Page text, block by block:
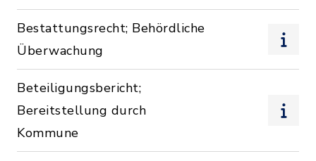
Bestattungsrecht; Behördliche
Überwachung
Beteiligungsbericht;
Bereitstellung durch
Kommune